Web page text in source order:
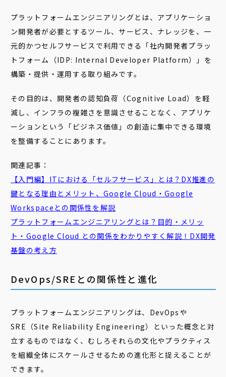
プラットフォームエンジニアリングとは、アプリケーショ
ン開発者が必要とするツール、サービス、ナレッジを、一
元的かつセルフサービスで利用できる「社内開発者プラッ
トフォーム（IDP: Internal Developer Platform）」を
構築・提供・運用する取り組みです。
その目的は、開発者の認知負荷（Cognitive Load）を軽
減し、インフラの複雑さを意識させることなく、アプリケ
ーションという「ビジネス価値」の創造に集中できる環境
を整備することにあります。
関連記事：
【入門編】ITにおける「セルフサービス 」とは？DX推進の
鍵となる理由とメリット、Google Cloud・Google
Workspaceとの関係性を解説
プラットフォームエンジニアリングとは？目的・メリッ
ト・Google Cloud との関係をわかりやすく解説！DX開発
基盤の考え方
DevOps/SREとの関係性と進化
プラットフォームエンジニアリングは、DevOpsや
SRE（Site Reliability Engineering）といった概念と対
立するものではなく、むしろそれらの文化やプラクティス
を組織全体にスケールさせるための進化形と捉えることが
できます。